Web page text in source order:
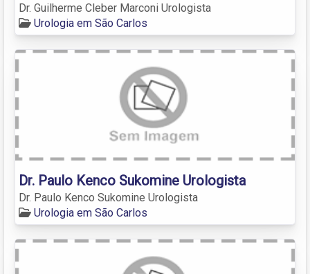
Dr. Guilherme Cleber Marconi Urologista
Urologia em São Carlos
Dr. Paulo Kenco Sukomine Urologista
Dr. Paulo Kenco Sukomine Urologista
Urologia em São Carlos